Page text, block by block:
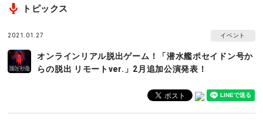
トピックス
2021.01.27 イベント
オンラインリアル脱出ゲーム！「潜水艦ポセイドン号か
らの脱出 リモートver.」2月追加公演発表！